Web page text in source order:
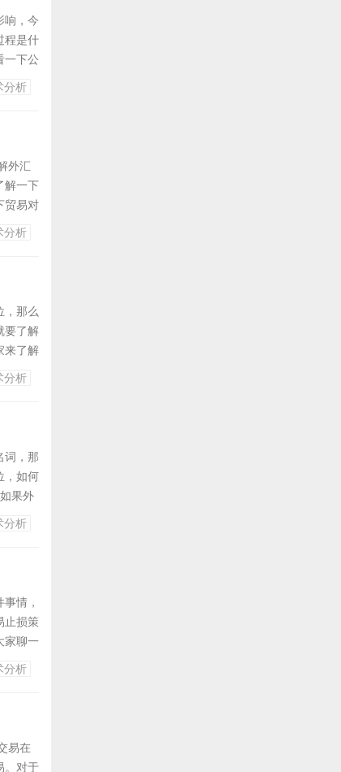
响，今
程是什
一下公
)可以
分析
外汇
解一下
贸易对
货
分析
，那么
要了解
来了解
假
分析
词，那
，如何
果外
重仓
分析
情，
止损策
家聊一
控插
分析
易在
。对于